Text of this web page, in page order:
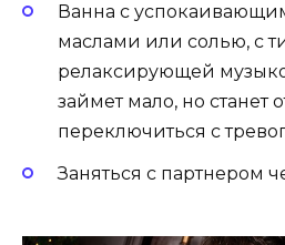
Ванна с
маслами или солью, с
релаксирующей
займет мало, но станет
переключиться с
Заняться с партнером